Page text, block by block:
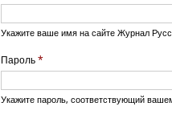
Укажите ваше имя на сайте Журнал
Пароль*
Укажите пароль, соответствующий